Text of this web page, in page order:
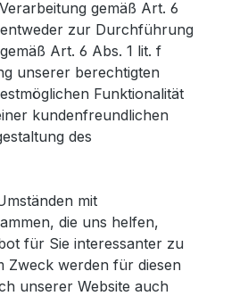
gemäß Art. 6
entweder zur Durchführung
Art. 6 Abs. 1 lit. f
unserer berechtigten
Funktionalität
kundenfreundlichen
des
mit
die uns helfen,
für Sie interessanter zu
Zweck werden für diesen
unserer Website auch